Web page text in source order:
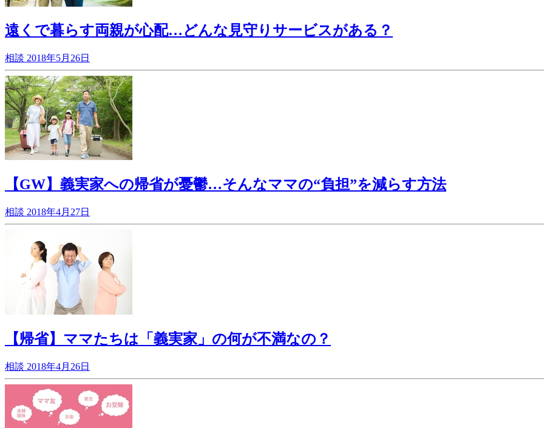
遠くで暮らす両親が心配…どんな見守りサービスがある？
相談 2018年5月26日
【GW】義実家への帰省が憂鬱…そんなママの“負担”を減らす方法
相談 2018年4月27日
【帰省】ママたちは「義実家」の何が不満なの？
相談 2018年4月26日